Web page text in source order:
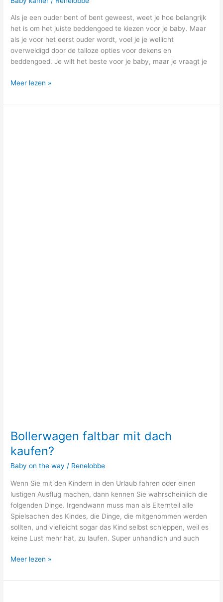
Als je een ouder bent of bent geweest, weet je hoe belangrijk
het is om het juiste beddengoed te kiezen voor je baby. Maar
als je voor het eerst ouder wordt, voel je je wellicht
overweldigd door de talloze opties voor dekens en
beddengoed. Je wilt het beste voor je baby, maar je vraagt je
Meer lezen »
Bollerwagen faltbar mit dach
kaufen?
Baby on the way / Renelobbe
Wenn Sie mit den Kindern in den Urlaub fahren oder einen
lustigen Ausflug machen, dann kennen Sie wahrscheinlich die
folgenden Dinge. Irgendwann muss man als Elternteil alle
Spielsachen des Kindes, die Dinge, die mitgenommen werden
sollten, und vielleicht sogar das Kind selbst schleppen, weil es
keine Lust mehr hat, zu laufen. Super unhandlich und auch
Meer lezen »